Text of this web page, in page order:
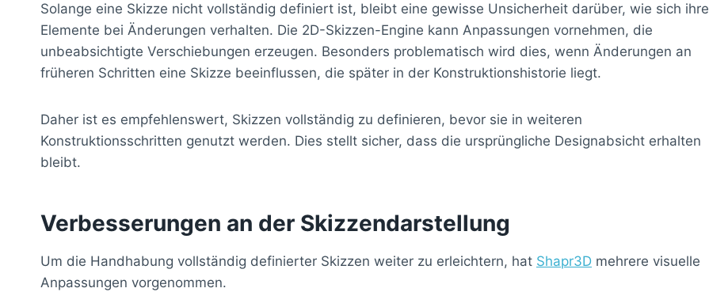
Solange eine Skizze nicht vollständig definiert ist, bleibt eine gewisse Unsicherheit darüber, wie sich ihre
Elemente bei Änderungen verhalten. Die 2D-Skizzen-Engine kann Anpassungen vornehmen, die
unbeabsichtigte Verschiebungen erzeugen. Besonders problematisch wird dies, wenn Änderungen an
früheren Schritten eine Skizze beeinflussen, die später in der Konstruktionshistorie liegt.
Daher ist es empfehlenswert, Skizzen vollständig zu definieren, bevor sie in weiteren
Konstruktionsschritten genutzt werden. Dies stellt sicher, dass die ursprüngliche Designabsicht erhalten
bleibt.
Verbesserungen an der Skizzendarstellung
Um die Handhabung vollständig definierter Skizzen weiter zu erleichtern, hat Shapr3D mehrere visuelle
Anpassungen vorgenommen.